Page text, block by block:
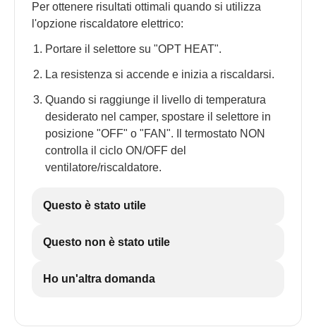
Per ottenere risultati ottimali quando si utilizza
l'opzione riscaldatore elettrico:
Portare il selettore su "OPT HEAT".
La resistenza si accende e inizia a riscaldarsi.
Quando si raggiunge il livello di temperatura
desiderato nel camper, spostare il selettore in
posizione "OFF" o "FAN". Il termostato NON
controlla il ciclo ON/OFF del
ventilatore/riscaldatore.
Questo è stato utile
Questo non è stato utile
Ho un'altra domanda